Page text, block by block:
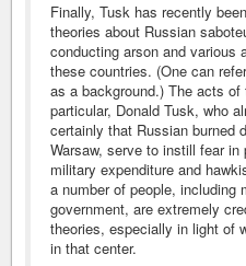
Finally, Tusk has recently
theories about Russian
conducting arson and various
these countries. (One can
as a background.) The acts
particular, Donald Tusk, who
certainly that Russian burned
Warsaw, serve to instill fear
military expenditure and
a number of people, including
government, are extremely
theories, especially in light of
in that center.